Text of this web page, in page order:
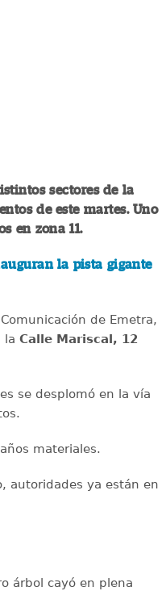
sectores de la
de este martes. Uno
en zona 11.
la pista gigante
de Emetra,
la Calle Mariscal, 12
se desplomó en la vía
materiales.
autoridades ya están en
árbol cayó en plena